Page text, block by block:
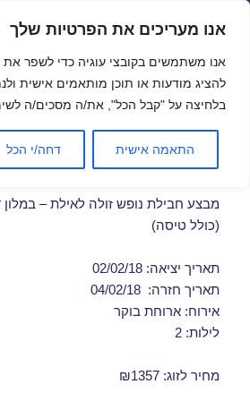
אנו מעריכים את הפרטיות שלך
אנו משתמשים בקובצי עוגיה כדי לשפר את
להציג מודעות או תוכן מותאמים אישית
בלחיצה על "קבל הכל", את/ה מסכים/ה
התאמה אישית דחה/י הכל
חבילות נופש לאילת
02/02/2018
מבצע חבילת נופש זולה לאילת – במלון
(כולל טיסה)
תאריך יציאה: 02/02/18
תאריך חזרה: 04/02/18
אירוח: ארוחת בוקר
לילות: 2
מחיר לזוג: ₪1357